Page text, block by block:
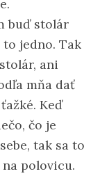
buď stolár
jedno. Tak
ani
mňa dať
Keď
čo je
tak sa to
polovicu.